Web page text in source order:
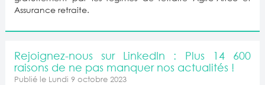
Assurance retraite.
Rejoignez-nous sur LinkedIn : Plus 14 600
raisons de ne pas manquer nos actualités !
Publié le Lundi 9 octobre 2023